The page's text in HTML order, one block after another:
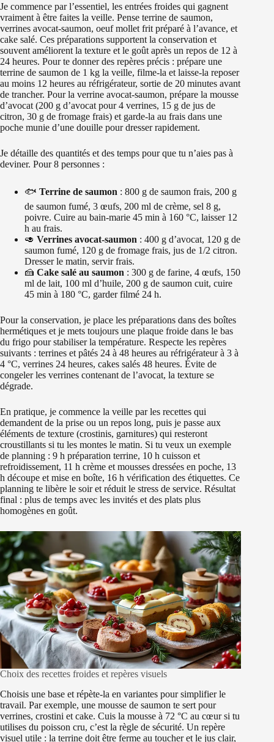
Je commence par l’essentiel, les entrées froides qui gagnent
vraiment à être faites la veille. Pense terrine de saumon,
verrines avocat-saumon, oeuf mollet frit préparé à l’avance, et
cake salé. Ces préparations supportent la conservation et
souvent améliorent la texture et le goût après un repos de 12 à
24 heures. Pour te donner des repères précis : prépare une
terrine de saumon de 1 kg la veille, filme-la et laisse-la reposer
au moins 12 heures au réfrigérateur, sortie de 20 minutes avant
de trancher. Pour la verrine avocat-saumon, prépare la mousse
d’avocat (200 g d’avocat pour 4 verrines, 15 g de jus de
citron, 30 g de fromage frais) et garde-la au frais dans une
poche munie d’une douille pour dresser rapidement.
Je détaille des quantités et des temps pour que tu n’aies pas à
deviner. Pour 8 personnes :
🐟 Terrine de saumon : 800 g de saumon frais, 200 g
de saumon fumé, 3 œufs, 200 ml de crème, sel 8 g,
poivre. Cuire au bain-marie 45 min à 160 °C, laisser 12
h au frais.
🥑 Verrines avocat-saumon : 400 g d’avocat, 120 g de
saumon fumé, 120 g de fromage frais, jus de 1/2 citron.
Dresser le matin, servir frais.
🍰 Cake salé au saumon : 300 g de farine, 4 œufs, 150
ml de lait, 100 ml d’huile, 200 g de saumon cuit, cuire
45 min à 180 °C, garder filmé 24 h.
Pour la conservation, je place les préparations dans des boîtes
hermétiques et je mets toujours une plaque froide dans le bas
du frigo pour stabiliser la température. Respecte les repères
suivants : terrines et pâtés 24 à 48 heures au réfrigérateur à 3 à
4 °C, verrines 24 heures, cakes salés 48 heures. Évite de
congeler les verrines contenant de l’avocat, la texture se
dégrade.
En pratique, je commence la veille par les recettes qui
demandent de la prise ou un repos long, puis je passe aux
éléments de texture (crostinis, garnitures) qui resteront
croustillants si tu les montes le matin. Si tu veux un exemple
de planning : 9 h préparation terrine, 10 h cuisson et
refroidissement, 11 h crème et mousses dressées en poche, 13
h découpe et mise en boîte, 16 h vérification des étiquettes. Ce
planning te libère le soir et réduit le stress de service. Résultat
final : plus de temps avec les invités et des plats plus
homogènes en goût.
Choix des recettes froides et repères visuels
Choisis une base et répète-la en variantes pour simplifier le
travail. Par exemple, une mousse de saumon te sert pour
verrines, crostini et cake. Cuis la mousse à 72 °C au cœur si tu
utilises du poisson cru, c’est la règle de sécurité. Un repère
visuel utile : la terrine doit être ferme au toucher et le jus clair,